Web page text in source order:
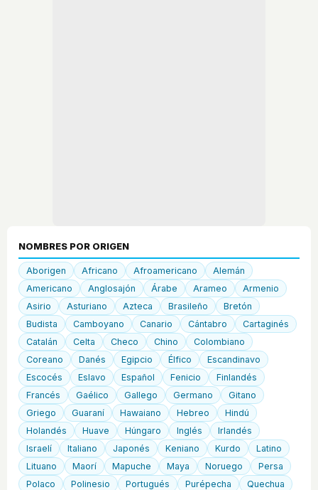
NOMBRES POR ORIGEN
Aborigen Africano Afroamericano
Alemán
Americano
Anglosajón Árabe Arameo
Armenio
Asirio
Asturiano Azteca Brasileño
Bretón
Budista
Camboyano Canario Cántabro
Cartaginés
Catalán
Celta Checo Chino
Colombiano
Coreano
Danés Egipcio Élfico
Escandinavo
Escocés
Eslavo Español Fenicio
Finlandés
Francés
Gaélico Gallego Germano
Gitano
Griego
Guaraní Hawaiano Hebreo
Hindú
Holandés
Huave Húngaro Inglés
Irlandés
Israelí
Italiano Japonés Keniano Kurdo
Latino
Lituano
Maorí Mapuche Maya Noruego
Persa
Polaco
Polinesio Portugués Purépecha
Quechua